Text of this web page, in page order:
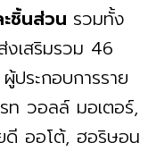
ชิ้นส่วน รวมทั้ง
เสริมรวม 46
ประกอบการราย
ท วอลล์ มอเตอร์,
ดี ออโต้, ฮอริษอน